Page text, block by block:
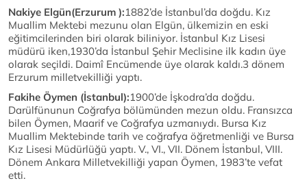
Nakiye Elgün(Erzurum ):1882’de İstanbul’da doğdu. Kız
Muallim Mektebi mezunu olan Elgün, ülkemizin en eski
eğitimcilerinden biri olarak biliniyor. İstanbul Kız Lisesi
müdürü iken,1930’da İstanbul Şehir Meclisine ilk kadın üye
olarak seçildi. Daimî Encümende üye olarak kaldı.3 dönem
Erzurum milletvekilliği yaptı.
Fakihe Öymen (İstanbul):1900’de İşkodra’da doğdu.
Darülfünunun Coğrafya bölümünden mezun oldu. Fransızca
bilen Öymen, Maarif ve Coğrafya uzmanıydı. Bursa Kız
Muallim Mektebinde tarih ve coğrafya öğretmenliği ve Bursa
Kız Lisesi Müdürlüğü yaptı. V., VI., VII. Dönem İstanbul, VIII.
Dönem Ankara Milletvekilliği yapan Öymen, 1983’te vefat
etti.